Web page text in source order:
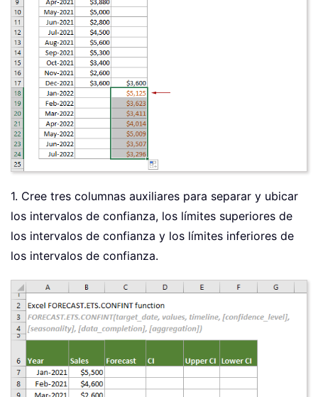
1. Cree tres columnas auxiliares para separar y ubicar
los intervalos de confianza, los límites superiores de
los intervalos de confianza y los límites inferiores de
los intervalos de confianza.